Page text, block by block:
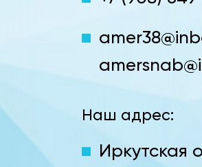
Наш адрес:
Иркутская